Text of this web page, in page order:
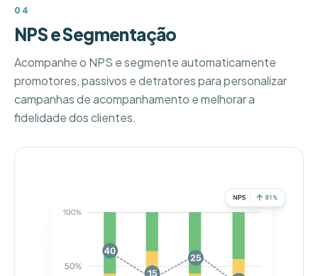
04
NPS e Segmentação
Acompanhe o NPS e segmente automaticamente
promotores, passivos e detratores para personalizar
campanhas de acompanhamento e melhorar a
fidelidade dos clientes.